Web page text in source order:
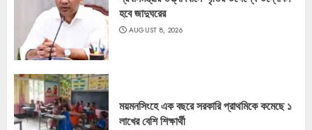
হবে জাদুঘরের
AUGUST 8, 2026
ময়মনসিংহে এক বছরে সরকারি প্রাথমিকে কমেছে ১
লাখের বেশি শিক্ষার্থী